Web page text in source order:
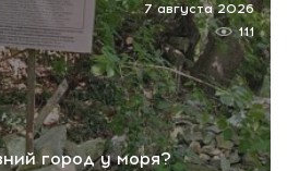
город у моря?
7 августа 2026
111